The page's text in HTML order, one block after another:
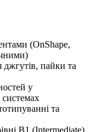
(OnShape,
джгутів, пайки та
у
та